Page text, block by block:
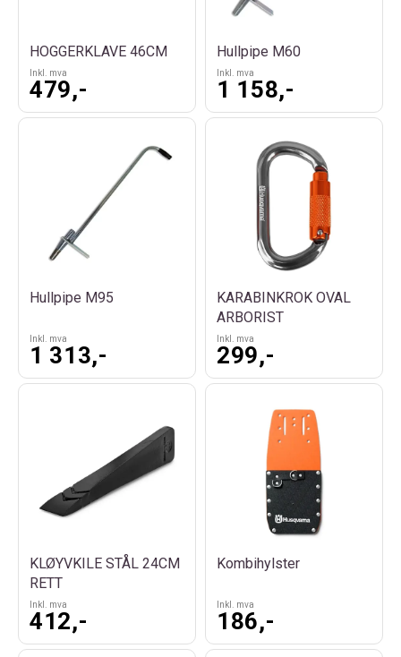
HOGGERKLAVE 46CM
Inkl. mva
479,-
Hullpipe M60
Inkl. mva
1 158,-
Hullpipe M95
Inkl. mva
1 313,-
KARABINKROK OVAL
ARBORIST
Inkl. mva
299,-
KLØYVKILE STÅL 24CM
RETT
Inkl. mva
412,-
Kombihylster
Inkl. mva
186,-